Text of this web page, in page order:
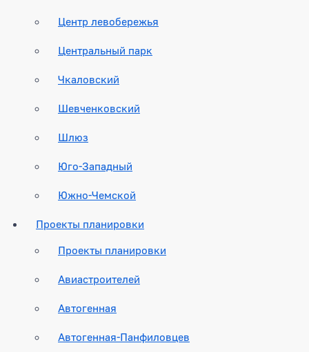
Центр левобережья
Центральный парк
Чкаловский
Шевченковский
Шлюз
Юго-Западный
Южно-Чемской
Проекты планировки
Проекты планировки
Авиастроителей
Автогенная
Автогенная-Панфиловцев